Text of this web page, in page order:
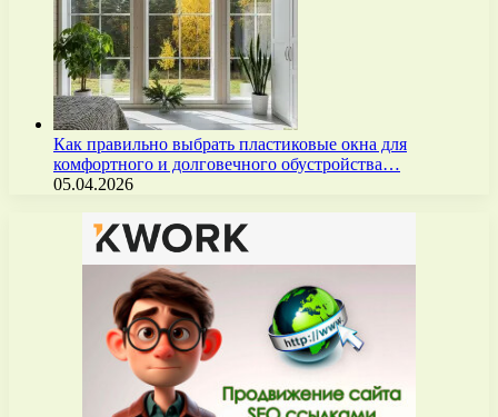
Как правильно выбрать пластиковые окна для
комфортного и долговечного обустройства…
05.04.2026